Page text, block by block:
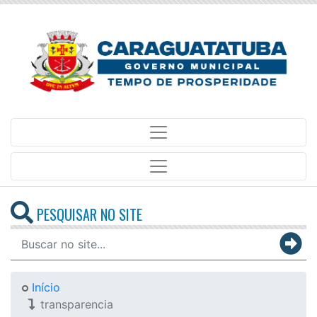
PESQUISAR NO SITE
Início
transparencia